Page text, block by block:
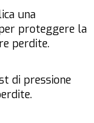
una
proteggere la
perdite.
di pressione